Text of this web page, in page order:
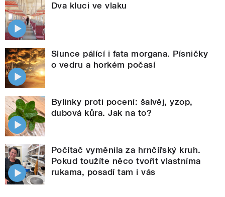
Dva kluci ve vlaku
Slunce pálící i fata morgana. Písničky
o vedru a horkém počasí
Bylinky proti pocení: šalvěj, yzop,
dubová kůra. Jak na to?
Počítač vyměnila za hrnčířský kruh.
Pokud toužíte něco tvořit vlastníma
rukama, posadí tam i vás